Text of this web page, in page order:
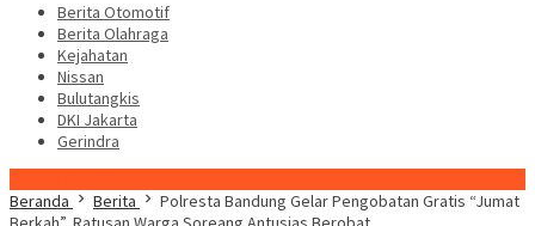
Berita Otomotif
Berita Olahraga
Kejahatan
Nissan
Bulutangkis
DKI Jakarta
Gerindra
Beranda
Berita
Polresta Bandung Gelar Pengobatan Gratis “Jumat